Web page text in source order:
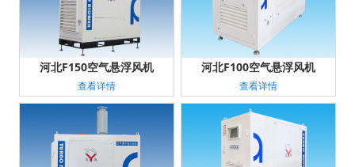
河北F150空气悬浮风机
查看详情
河北F100空气悬浮风机
查看详情